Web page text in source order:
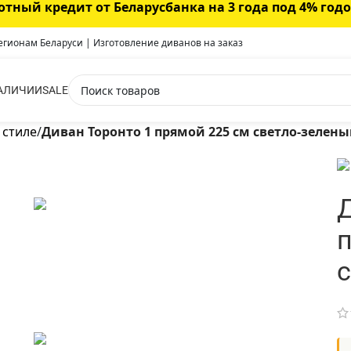
кредит от Беларусбанка на 3 года под 4%
Беларуси | Изготовление диванов на заказ
SALE
/Диван Торонто 1 прямой 225 см светло-